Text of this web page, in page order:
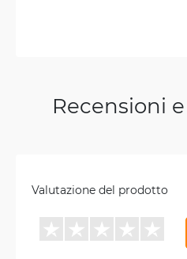
Recensioni
Valutazione del prodotto